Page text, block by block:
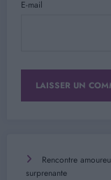
E-mail
Rencontre
surprenante